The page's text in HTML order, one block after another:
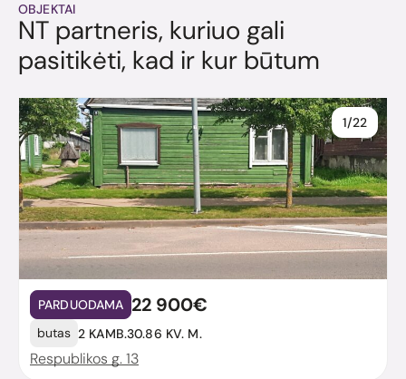
OBJEKTAI
NT partneris, kuriuo gali
pasitikėti, kad ir kur būtum
1/22
PARDUODAMA 22 900€
butas 2 KAMB.30.86 KV. M.
Respublikos g. 13